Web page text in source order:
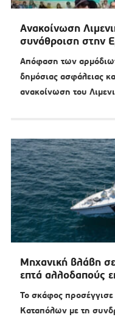
Ανακοίνωση
συνάθροιση στην
Απόφαση των
δημόσιας ασφάλειας
ανακοίνωση του
Μηχανική βλάβη
επτά αλλοδαπούς
Το σκάφος
Καταπόλων με τη